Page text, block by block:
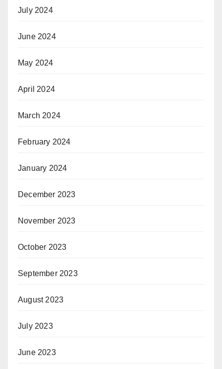
July 2024
June 2024
May 2024
April 2024
March 2024
February 2024
January 2024
December 2023
November 2023
October 2023
September 2023
August 2023
July 2023
June 2023